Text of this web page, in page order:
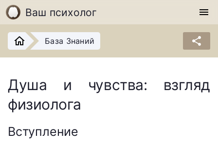
Ваш психолог menu
База Знаний share
Душа и чувства: взгляд
физиолога
Вступление